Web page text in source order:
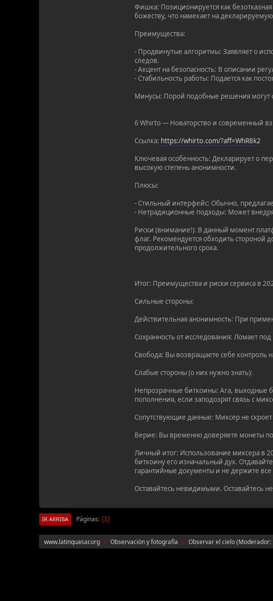
Фишка: Позиционируется как
божеству, что намекает на
Преимущества:
- Продвинутые алгоритмы: Заявляет о
следов.
- Акцент на безопасность: В описании
- Стабильность работы: Подается как
Минусы: Порой подобные решения могут
6 Whirto — Новаторство и современный
Ссылка: https://whirto.com/?aff=WhR8k2
Ключевая особенность: Декларирует о
высокую степень анонимности.
Плюсы:
- Стильный интерфейс: Обычно,
- Нетрадиционные подходы: Может
Риски (внимание!): В данный момент
флаг. Рекомендуется обходить стороной
продолжительного срока.
Итог: Преимущества и риски сервиса в
Сильные стороны:
Действительная анонимность: При
Сохранность от исследования: Ломает
Свобода: Вы возвращаете себе
Слабые стороны (о них нужно знать):
Непрозрачные биткоины: Ага, выходные
пополнения, если заподозрят связь с
Сопутствующие данные: Миксер не
Верие: Вы временно доверяете монеты
Личный итог: Использование миксера в
биткоину его изначальный дух.
гарантийные документы и не держите
Оставайтесь невидимыми. Оставайтесь
IR ARRIBA Páginas 1
www.latinquasar.org ► Observación y fotografía ► Observar el cielo(Moderador: